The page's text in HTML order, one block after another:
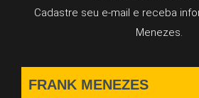
Cadastre seu e-mail e receba
Menezes.
FRANK MENEZES